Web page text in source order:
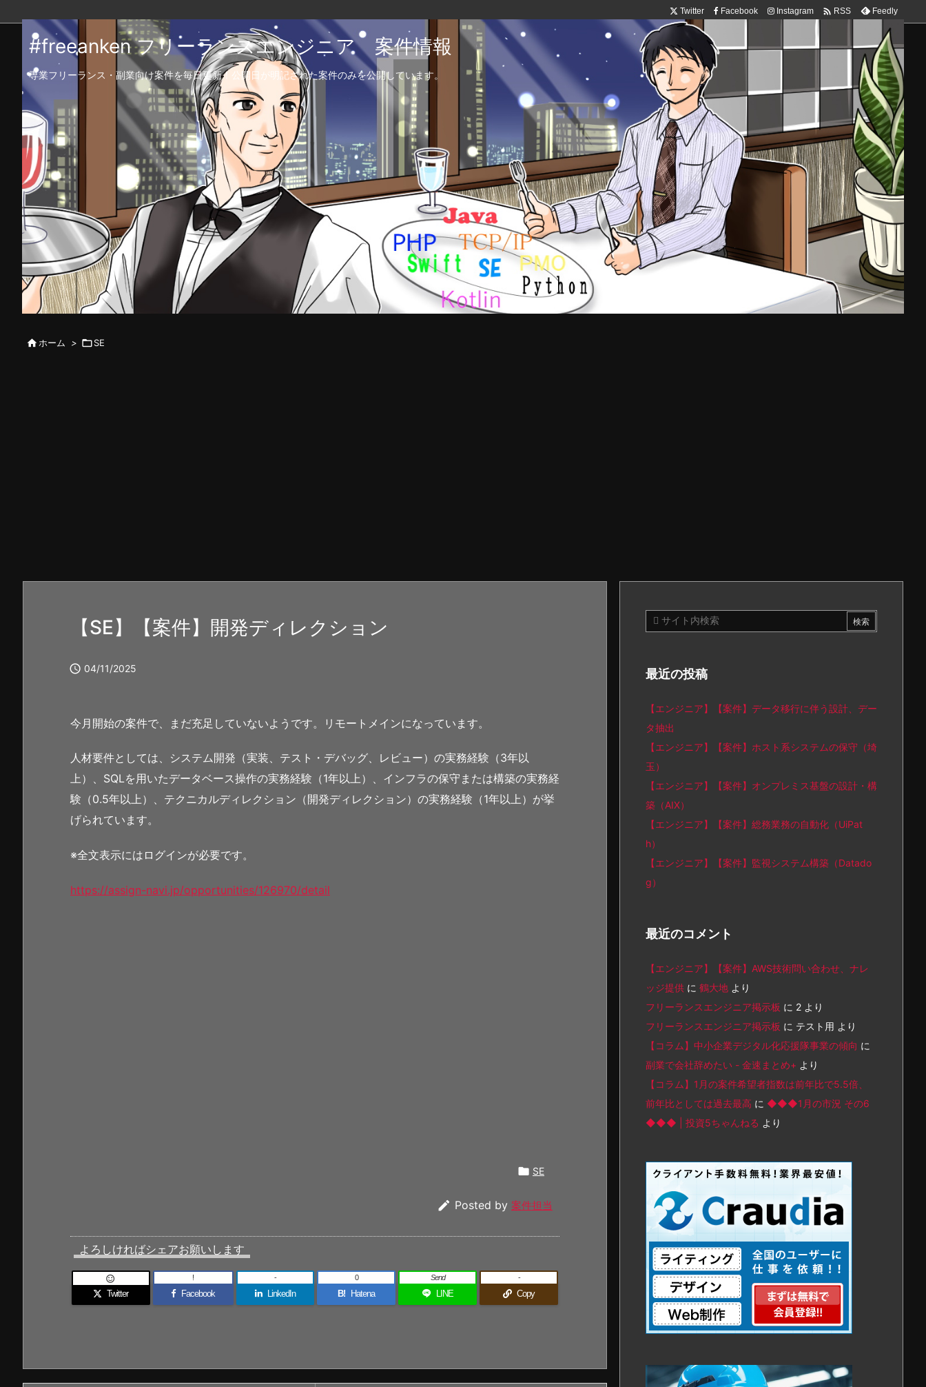
Twitter Facebook Instagram  RSS Feedly
#freeanken フリーランスエンジニア 案件情報
専業フリーランス・副業向け案件を毎日更新！公開日が明記された案件のみを公開しています。
 ホーム > SE
【SE】【案件】開発ディレクション
 04/11/2025
今月開始の案件で、まだ充足していないようです。リモートメインになっています。
人材要件としては、システム開発（実装、テスト・デバッグ、レビュー）の実務経験（3年以
上）、SQLを用いたデータベース操作の実務経験（1年以上）、インフラの保守または構築の実務経
験（0.5年以上）、テクニカルディレクション（開発ディレクション）の実務経験（1年以上）が挙
げられています。
※全文表示にはログインが必要です。
https://assign-navi.jp/opportunities/126970/detail
 SE
 Posted by 案件担当
よろしければシェアお願いします
Twitter

Facebook
!
LinkedIn
-
B! Hatena
0
LINE
Send
Copy
-
最近の投稿
【エンジニア】【案件】データ移行に伴う設計、デー
タ抽出
【エンジニア】【案件】ホスト系システムの保守（埼
玉）
【エンジニア】【案件】オンプレミス基盤の設計・構
築（AIX）
【エンジニア】【案件】総務業務の自動化（UiPat
h）
【エンジニア】【案件】監視システム構築（Datado
g）
最近のコメント
【エンジニア】【案件】AWS技術問い合わせ、ナレ
ッジ提供 に 鶴大地 より
フリーランスエンジニア掲示板 に 2 より
フリーランスエンジニア掲示板 に テスト用 より
【コラム】中小企業デジタル化応援隊事業の傾向 に
副業で会社辞めたい - 金速まとめ+ より
【コラム】1月の案件希望者指数は前年比で5.5倍、
前年比としては過去最高 に ◆◆◆1月の市況 その6
◆◆◆ | 投資5ちゃんねる より